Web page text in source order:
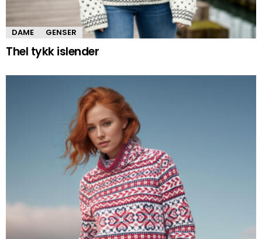
DAME GENSER
Thel tykk islender